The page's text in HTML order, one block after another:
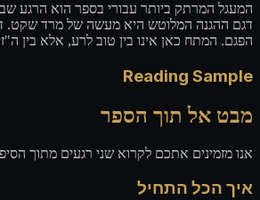
המעגל המרתק ביותר עבורי בספר הוא הרגע
דגם ההגנה המלוטש היא מעשה של מרד שקט.
הפגם. המתח כאן אינו בין טוב לרע, אלא בין
Reading Sample
מבט אל תוך הספר
אנו מזמינים אתכם לקרוא שני רגעים מתוך
איך הכל התחיל